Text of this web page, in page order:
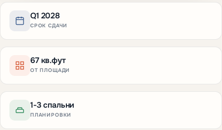
Q1 2028
СРОК СДАЧИ
67 кв.фут
ОТ ПЛОЩАДИ
1-3 спальни
ПЛАНИРОВКИ